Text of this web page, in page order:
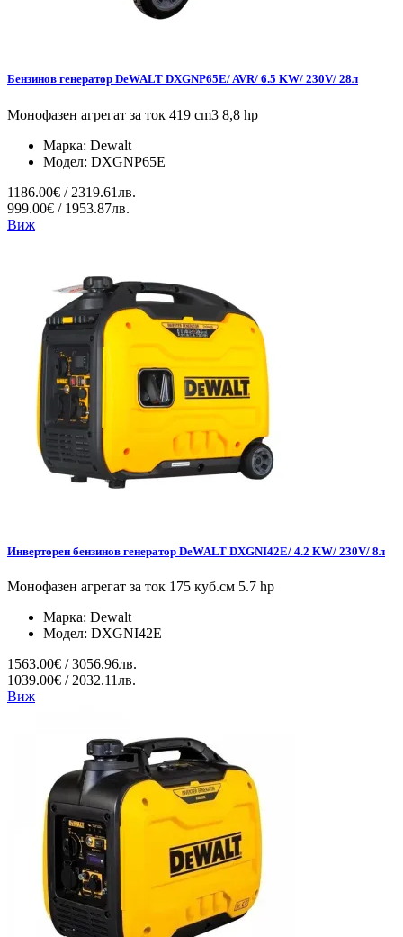
Бензинов генератор DeWALT DXGNP65E/ AVR/ 6.5 KW/ 230V/ 28л
Монофазен агрегат за ток 419 cm3 8,8 hp
Марка: Dewalt
Модел: DXGNP65E
1186.00€ / 2319.61лв.
999.00€ / 1953.87лв.
Виж
Инверторен бензинов генератор DeWALT DXGNI42E/ 4.2 KW/ 230V/ 8л
Монофазен агрегат за ток 175 куб.см 5.7 hp
Марка: Dewalt
Модел: DXGNI42E
1563.00€ / 3056.96лв.
1039.00€ / 2032.11лв.
Виж